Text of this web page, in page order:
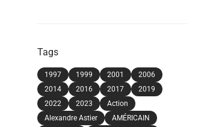
Tags
1997 1999 2001
2006
2014
2016 2017
2019
2022
2023
Action
Alexandre Astier
AMÉRICAIN